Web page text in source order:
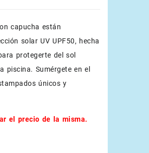
capucha están
solar UV UPF50, hecha
protegerte del sol
piscina. Sumérgete en el
únicos y
el precio de la misma.